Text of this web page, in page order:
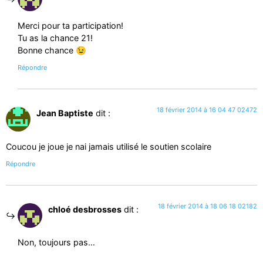
Merci pour ta participation!
Tu as la chance 21!
Bonne chance 😉
Répondre
Jean Baptiste dit : 18 février 2014 à 16 04 47 02472
Coucou je joue je nai jamais utilisé le soutien scolaire
Répondre
chloé desbrosses dit : 18 février 2014 à 18 06 18 02182
Non, toujours pas…